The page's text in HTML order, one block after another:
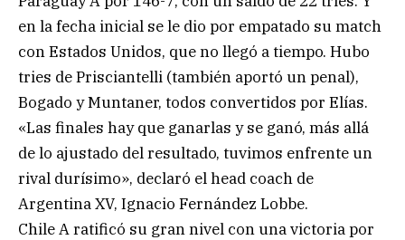
en la fecha inicial se le dio por empatado su match
con Estados Unidos, que no llegó a tiempo. Hubo
tries de Prisciantelli (también aportó un penal),
Bogado y Muntaner, todos convertidos por Elías.
«Las finales hay que ganarlas y se ganó, más allá
de lo ajustado del resultado, tuvimos enfrente un
rival durísimo», declaró el head coach de
Argentina XV, Ignacio Fernández Lobbe.
Chile A ratificó su gran nivel con una victoria por